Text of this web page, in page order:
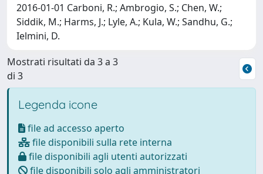
2016-01-01 Carboni, R.; Ambrogio, S.; Chen, W.;
Siddik, M.; Harms, J.; Lyle, A.; Kula, W.; Sandhu, G.;
Ielmini, D.
Mostrati risultati da 3 a 3
di 3
Legenda icone
file ad accesso aperto
file disponibili sulla rete interna
file disponibili agli utenti autorizzati
file disponibili solo agli amministratori